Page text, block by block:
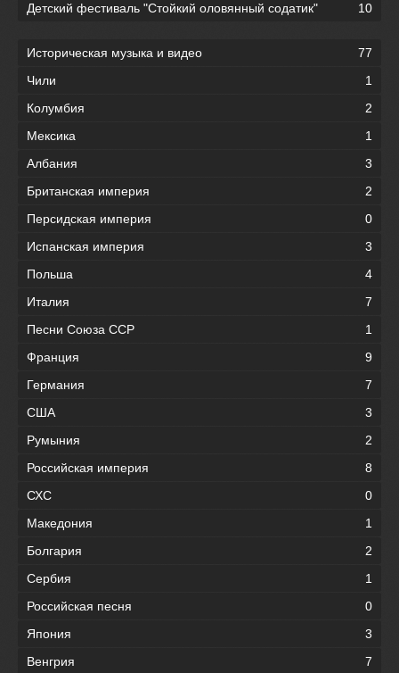
Детский фестиваль "Стойкий оловянный содатик"
10
Историческая музыка и видео
77
Чили
1
Колумбия
2
Мексика
1
Албания
3
Британская империя
2
Персидская империя
0
Испанская империя
3
Польша
4
Италия
7
Песни Союза ССР
1
Франция
9
Германия
7
США
3
Румыния
2
Российская империя
8
СХС
0
Македония
1
Болгария
2
Сербия
1
Российская песня
0
Япония
3
Венгрия
7